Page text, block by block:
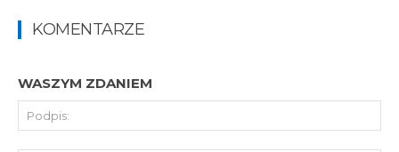
KOMENTARZE
WASZYM ZDANIEM